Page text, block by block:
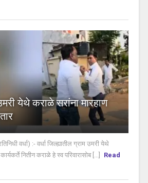
येथे कराळे सरांना मारहाण
वर्धा) :- वर्धा जिल्ह्यातील ग्राम उमरी येथे
नितीन कराळे हे स्व परिवारासोब [...]
Read